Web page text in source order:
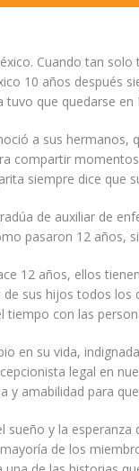
Cuando tan
10 años después
que quedarse
a sus
compartir
siempre dice que
de auxiliar de
pasaron 12 años,
12 años, ellos
sus hijos todos los
tiempo con las
en su vida,
legal en
y amabilidad para
y la esperanza
de los